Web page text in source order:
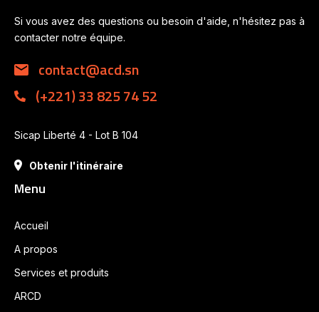
Si vous avez des questions ou besoin d'aide, n'hésitez pas à
contacter notre équipe.
contact@acd.sn
(+221) 33 825 74 52
Sicap Liberté 4 - Lot B 104
Obtenir l'itinéraire
Menu
Accueil
A propos
Services et produits
ARCD